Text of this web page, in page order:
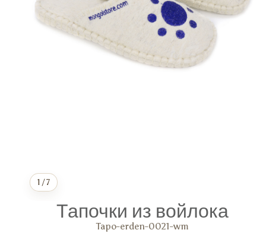
1 /7
Тапочки из войлока
Tapo-erden-0021-wm